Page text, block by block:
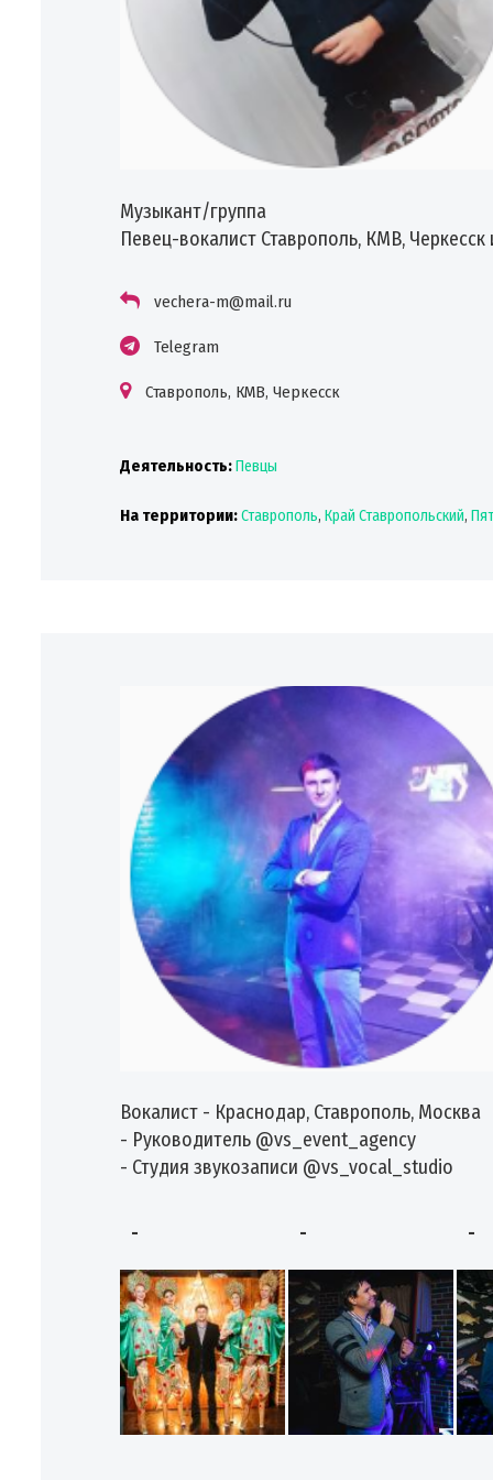
Музыкант/группа
Певец-вокалист Ставрополь, КМВ,
vechera-m@mail.ru
Telegram
Ставрополь, КМВ, Черкесск
Деятельность:Певцы
На территории:Ставрополь, Край Ставропольский,
Вокалист - Краснодар, Ставрополь, Москва
- Руководитель @vs_event_agency
- Студия звукозаписи @vs_vocal_studio
- - -